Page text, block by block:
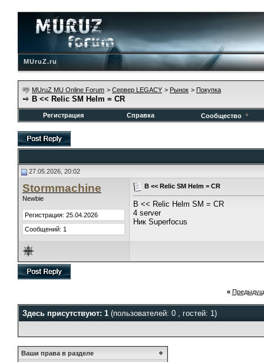
MUruZ.ru
MUruZ MU Online Forum > Сервер LEGACY > Рынок > Покупка
B << Relic SM Helm = CR
Регистрация Справка Сообщество
27.05.2026, 20:02
Stormmachine
Newbie
Регистрация: 25.04.2026
Сообщений: 1
B << Relic SM Helm = CR
B << Relic Helm SM = CR
4 server
Ник Superfocus
«
Здесь присутствуют: 1 (пользователей: 0 , гостей: 1)
Ваши права в разделе